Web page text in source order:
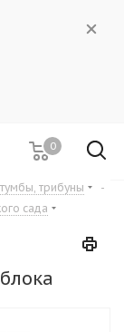
0
трибуны
-
сада